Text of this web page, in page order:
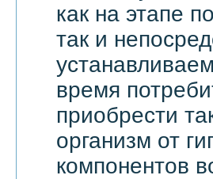
как на этапе
так и
время
приобрести
организм от
компонентов